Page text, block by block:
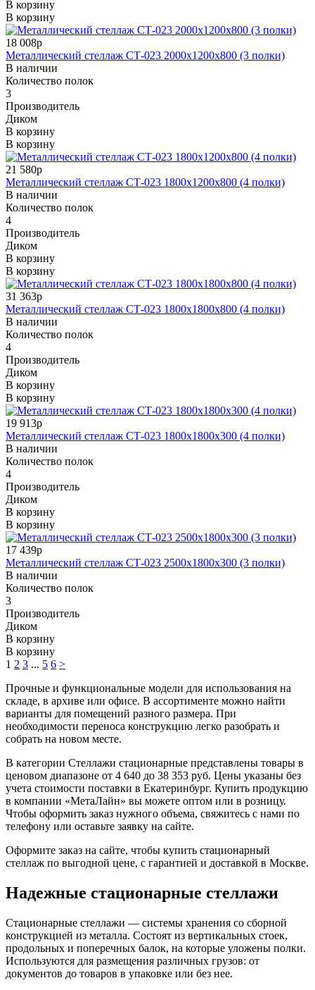
В корзину
В корзину
18 008р
Металлический стеллаж СТ-023 2000x1200x800 (3 полки)
В наличии
Количество полок
3
Производитель
Диком
В корзину
В корзину
21 580р
Металлический стеллаж СТ-023 1800x1200x800 (4 полки)
В наличии
Количество полок
4
Производитель
Диком
В корзину
В корзину
31 363р
Металлический стеллаж СТ-023 1800x1800x800 (4 полки)
В наличии
Количество полок
4
Производитель
Диком
В корзину
В корзину
19 913р
Металлический стеллаж СТ-023 1800x1800x300 (4 полки)
В наличии
Количество полок
4
Производитель
Диком
В корзину
В корзину
17 439р
Металлический стеллаж СТ-023 2500x1800x300 (3 полки)
В наличии
Количество полок
3
Производитель
Диком
В корзину
В корзину
1 2 3 ... 5 6 >
Прочные и функциональные модели для использования на
складе, в архиве или офисе. В ассортименте можно найти
варианты для помещений разного размера. При
необходимости переноса конструкцию легко разобрать и
собрать на новом месте.
В категории Стеллажи стационарные представлены товары в
ценовом диапазоне от 4 640 до 38 353 руб. Цены указаны без
учета стоимости поставки в Екатеринбург. Купить продукцию
в компании «МетаЛайн» вы можете оптом или в розницу.
Чтобы оформить заказ нужного объема, свяжитесь с нами по
телефону или оставьте заявку на сайте.
Оформите заказ на сайте, чтобы купить стационарный
стеллаж по выгодной цене, с гарантией и доставкой в Москве.
Надежные стационарные стеллажи
Стационарные стеллажи — системы хранения со сборной
конструкцией из металла. Состоят из вертикальных стоек,
продольных и поперечных балок, на которые уложены полки.
Используются для размещения различных грузов: от
документов до товаров в упаковке или без нее.